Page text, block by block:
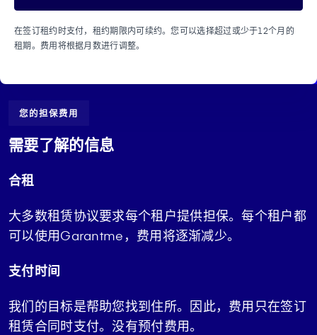
在签订租约时支付，租约期限内可续约。您可以选择超过或少于12个月的
租期。费用将根据月数进行调整。
您的担保费用
需要了解的信息
合租
大多数租赁协议要求每个租户提供担保。每个租户都
可以使用Garantme，费用将逐渐减少。
支付时间
我们的目标是帮助您找到住所。因此，费用只在签订
租赁合同时支付。没有预付费用。